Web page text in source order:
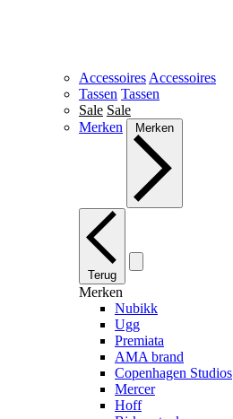
Accessoires Accessoires
Tassen Tassen
Sale Sale
Merken
Merken
Terug
Merken
Nubikk
Ugg
Premiata
AMA brand
Copenhagen Studios
Mercer
Hoff